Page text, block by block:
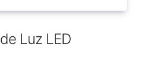
Luz LED